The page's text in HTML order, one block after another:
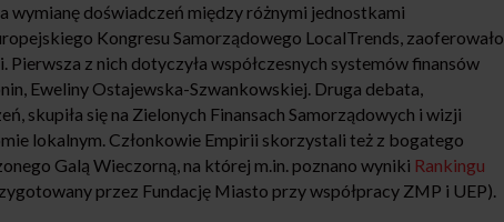
wymianę doświadczeń między różnymi jednostkami
Kongresu Samorządowego LocalTrends, zaoferowało
z nich dotyczyła współczesnych systemów finansów
Eweliny Ostajewska-Szwankowskiej. Druga debata,
skupiła się na Zielonych Finansach Samorządowych i wizji
lokalnym. Członkowie Empirii skorzystali też z bogatego
Galą Wieczorną, na której m.in. poznano wyniki Rankingu
przez Fundację Miasto przy współpracy ZMP i UEP).